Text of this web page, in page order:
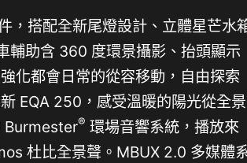
，搭配全新尾燈設計、立體星芒水
輔助含 360 度環景攝影、抬頭顯示
化都會日常的從容移動，自由探索
EQA 250，感受溫暖的陽光從全景
Burmester® 環場音響系統，播放來
杜比全景聲。MBUX 2.0 多媒體